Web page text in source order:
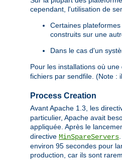
cependant, l'utilisation de
Certaines
construits sur une
Dans le cas d'un
Pour les installations où
fichiers par sendfile. (Note :
Process Creation
Avant Apache 1.3, les
particulier, Apache avait
appliquée. Après le
directive MinSpareServers
environ 95 secondes pour
production, car ils sont